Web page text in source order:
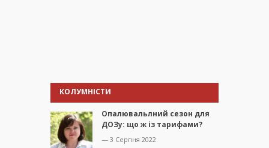
КОЛУМНІСТИ
Опалювальлний сезон для
ДОЗу: що ж із тарифами?
— 3 Серпня 2022